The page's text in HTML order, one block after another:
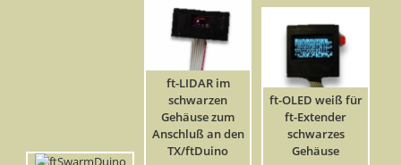
ft-LIDAR im
schwarzen
Gehäuse zum
Anschluß an den
TX/ftDuino
ft-OLED weiß für
ft-Extender
schwarzes
Gehäuse